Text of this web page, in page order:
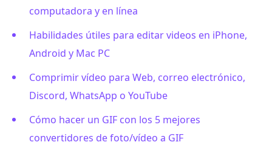
computadora y en línea
Habilidades útiles para editar videos en iPhone,
Android y Mac PC
Comprimir vídeo para Web, correo electrónico,
Discord, WhatsApp o YouTube
Cómo hacer un GIF con los 5 mejores
convertidores de foto/vídeo a GIF